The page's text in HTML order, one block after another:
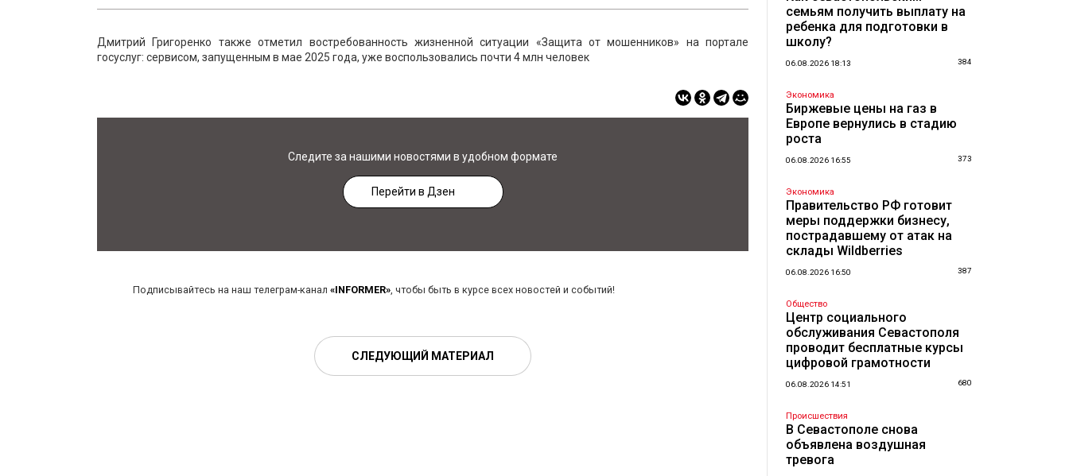
Дмитрий Григоренко также отметил востребованность жизненной ситуации «Защита от мошенников» на портале
госуслуг: сервисом, запущенным в мае 2025 года, уже воспользовались почти 4 млн человек
Следите за нашими новостями в удобном формате
Перейти в Дзен
Подписывайтесь на наш телеграм-канал «INFORMER», чтобы быть в курсе всех новостей и событий!
СЛЕДУЮЩИЙ МАТЕРИАЛ
семьям получить выплату на
ребенка для подготовки в
школу?
06.08.2026 18:13 384
Экономика
Биржевые цены на газ в
Европе вернулись в стадию
роста
06.08.2026 16:55 373
Экономика
Правительство РФ готовит
меры поддержки бизнесу,
пострадавшему от атак на
склады Wildberries
06.08.2026 16:50 387
Общество
Центр социального
обслуживания Севастополя
проводит бесплатные курсы
цифровой грамотности
06.08.2026 14:51 680
Происшествия
В Севастополе снова
объявлена воздушная
тревога